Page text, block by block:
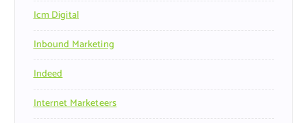
Icm Digital
Inbound Marketing
Indeed
Internet Marketeers